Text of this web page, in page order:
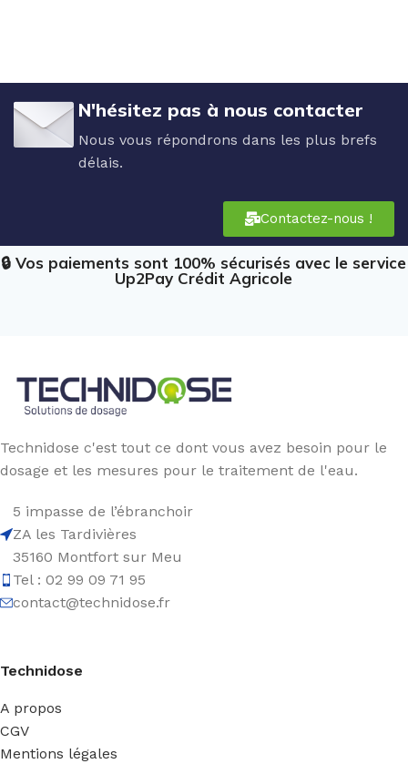
N'hésitez pas à nous contacter
Nous vous répondrons dans les plus brefs
délais.
Contactez-nous !
🔒 Vos paiements sont 100% sécurisés avec le service
Up2Pay Crédit Agricole
Technidose c'est tout ce dont vous avez besoin pour le
dosage et les mesures pour le traitement de l'eau.
5 impasse de l’ébranchoir
ZA les Tardivières
35160 Montfort sur Meu
Tel : 02 99 09 71 95
contact@technidose.fr
Technidose
A propos
CGV
Mentions légales